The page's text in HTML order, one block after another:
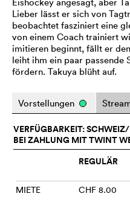
Lieber lässt er sich von
beobachtet fasziniert eine
von einem Coach trainiert
imitieren beginnt, fällt er
leiht ihm ein paar passende
fördern. Takuya blüht auf.
Vorstellungen
VERFÜGBARKEIT:
BEI ZAHLUNG MIT TWINT
REGULÄR
MIETE CHF 8.00